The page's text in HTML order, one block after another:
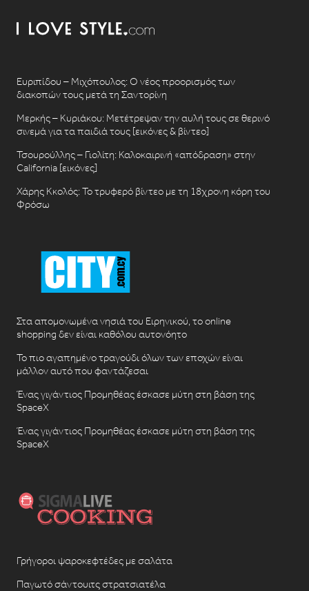
Ευριπίδου – Μιχόπουλος: Ο νέος προορισμός των
διακοπών τους μετά τη Σαντορίνη
Μερκής – Κυριάκου: Μετέτρεψαν την αυλή τους σε θερινό
σινεμά για τα παιδιά τους [εικόνες & βίντεο]
Τσουρούλλης – Γιολίτη: Καλοκαιρινή «απόδραση» στην
California [εικόνες]
Χάρης Κκολός: Το τρυφερό βίντεο με τη 18χρονη κόρη του
Φρόσω
Στα απομονωμένα νησιά του Ειρηνικού, το online
shopping δεν είναι καθόλου αυτονόητο
Το πιο αγαπημένο τραγούδι όλων των εποχών είναι
μάλλον αυτό που φαντάζεσαι
Ένας γιγάντιος Προμηθέας έσκασε μύτη στη βάση της
SpaceX
Ένας γιγάντιος Προμηθέας έσκασε μύτη στη βάση της
SpaceX
Γρήγοροι ψαροκεφτέδες με σαλάτα
Παγωτό σάντουιτς στρατσιατέλα